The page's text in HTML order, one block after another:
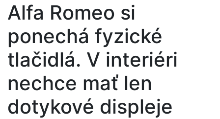
Alfa Romeo si
ponechá fyzické
tlačidlá. V interiéri
nechce mať len
dotykové displeje